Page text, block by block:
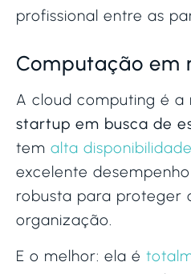
profissional entre as
Computação em
A cloud computing é a
startup em busca de
tem alta disponibilidade
excelente
robusta para proteger
organização.
E o melhor: ela é